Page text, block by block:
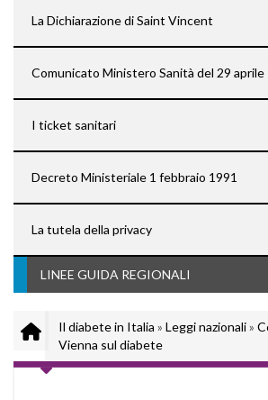
La Dichiarazione di Saint Vincent
Comunicato Ministero Sanità del 29 aprile
I ticket sanitari
Decreto Ministeriale 1 febbraio 1991
La tutela della privacy
LINEE GUIDA REGIONALI
Il diabete in Italia » Leggi nazionali»
Vienna sul diabete